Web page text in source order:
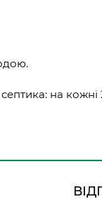
на кожні